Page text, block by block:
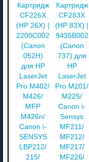
Картридж
CF226X
(HP 26X) |
2200C002
(Canon
052H)
для HP
LaserJet
Pro M402/
M426/
MFP
M426n/
Canon i-
SENSYS
LBP212/
215/
Картридж
CF283X
(HP 83X) |
9435B002
(Canon
737) для
HP
LaserJet
Pro M201/
M225/
Canon i-
Sensys
MF211/
MF212/
MF217/
MF226/